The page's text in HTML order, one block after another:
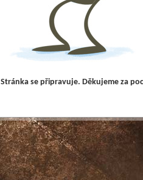
Stránka se připravuje. Děkujeme za